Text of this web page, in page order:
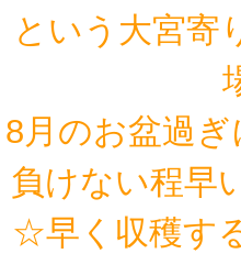
という大宮寄
8月のお盆過
負けない程早
☆早く収穫す